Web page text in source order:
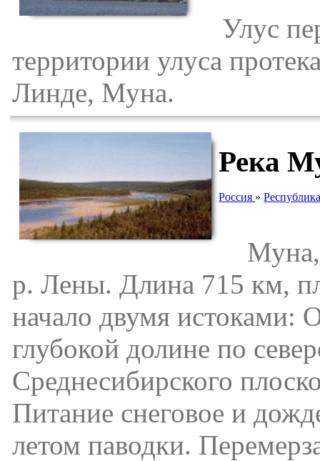
Улус
территории улуса
Линде, Муна.
Река
Россия »
Муна,
р. Лены. Длина 715 км,
начало двумя истоками:
глубокой долине по
Среднесибирского
Питание снеговое и
летом паводки.